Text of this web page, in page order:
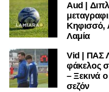
Aud |
Κηφισσό,
Λαμία
Vid | ΠΑΣ
φάκελος
– Ξεκινά
σεζόν